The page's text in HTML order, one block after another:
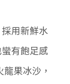
用新鮮水
有飽足感
果冰沙，